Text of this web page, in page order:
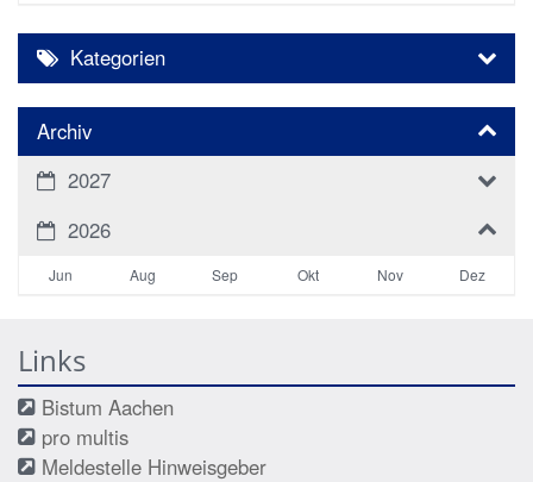
Kategorien
Archiv
2027
2026
Jun Aug Sep Okt Nov Dez
Links
Bistum Aachen
pro multis
Meldestelle Hinweisgeber